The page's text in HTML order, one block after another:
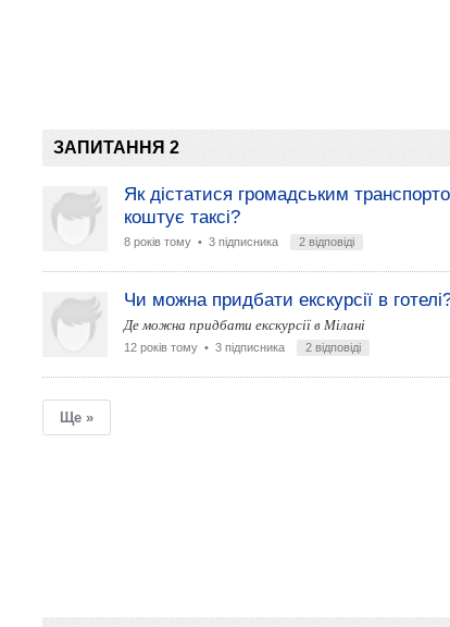
ЗАПИТАННЯ 2
Як дістатися громадським
коштує таксі?
8 років тому • 3 підписника 2 відповіді
Чи можна придбати екскурсії в
Де можна придбати екскурсії в Мілані
12 років тому • 3 підписника 2 відповіді
Ще »